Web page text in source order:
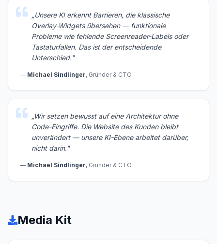
„Unsere KI erkennt Barrieren, die klassische
Overlay-Widgets übersehen — funktionale
Probleme wie fehlende Screenreader-Labels oder
Tastaturfallen. Das ist der entscheidende
Unterschied."
— Michael Sindlinger, Gründer & CTO
„Wir setzen bewusst auf eine Architektur ohne
Code-Eingriffe. Die Website des Kunden bleibt
unverändert — unsere KI-Ebene arbeitet darüber,
nicht darin."
— Michael Sindlinger, Gründer & CTO
Media Kit